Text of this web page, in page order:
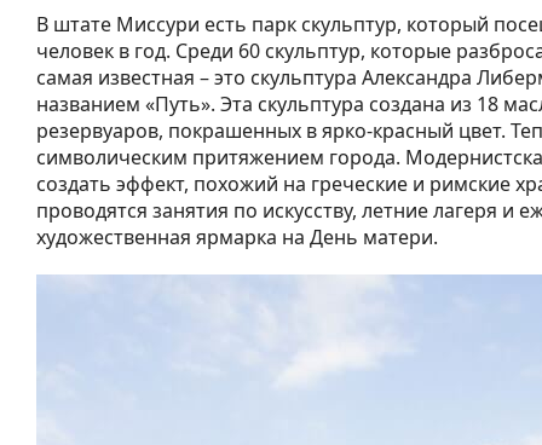
В штате Миссури есть парк скульптур, который
человек в год. Среди 60 скульптур, которые
самая известная – это скульптура Александра
названием «Путь». Эта скульптура создана из 18
резервуаров, покрашенных в ярко-красный цвет.
символическим притяжением города.
создать эффект, похожий на греческие и римские
проводятся занятия по искусству, летние лагеря и
художественная ярмарка на День матери.